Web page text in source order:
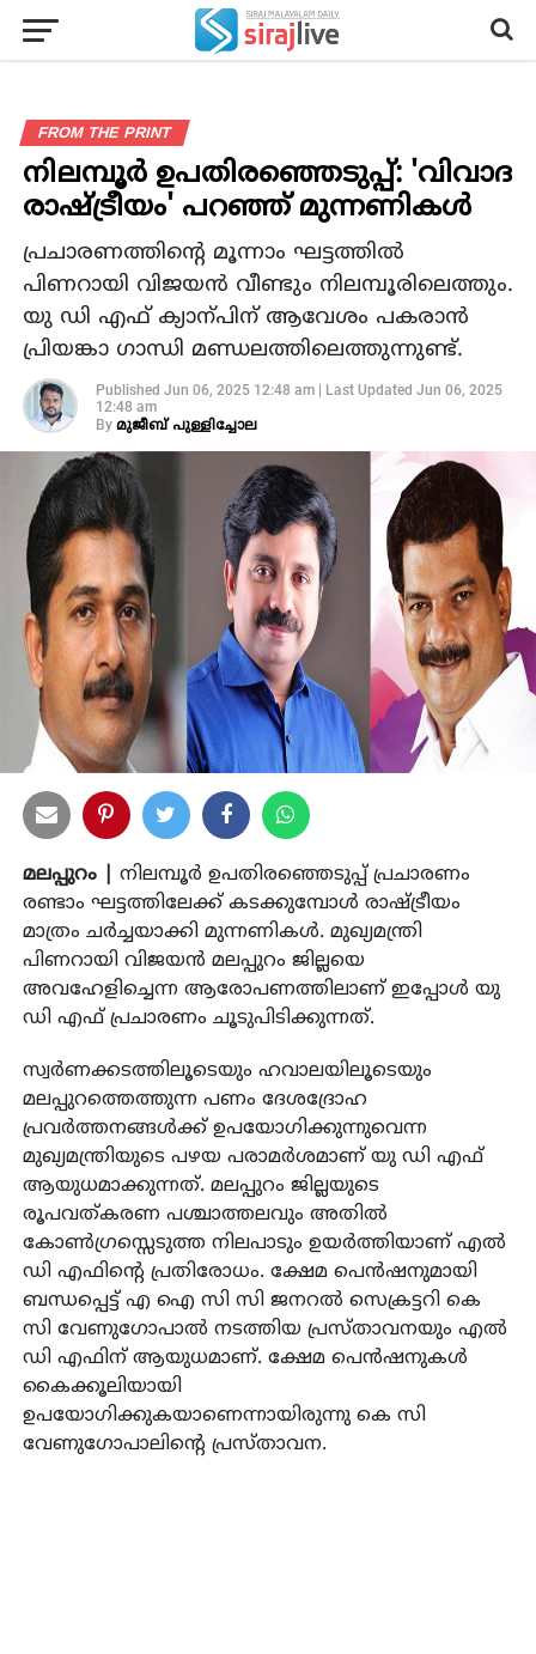
FROM THE PRINT
നിലമ്പൂര്‍ ഉപതിരഞ്ഞെടുപ്പ്: 'വിവാദ
രാഷ്ട്രീയം' പറഞ്ഞ് മുന്നണികള്‍
പ്രചാരണത്തിന്റെ മൂന്നാം ഘട്ടത്തില്‍
പിണറായി വിജയന്‍ വീണ്ടും നിലമ്പൂരിലെത്തും.
യു ഡി എഫ് ക്യാന്പിന് ആവേശം പകരാന്‍
പ്രിയങ്കാ ഗാന്ധി മണ്ഡലത്തിലെത്തുന്നുണ്ട്.
Published Jun 06, 2025 12:48 am| Last Updated Jun 06, 2025
12:48 am
By മുജീബ് പുള്ളിച്ചോല
മലപ്പുറം |
നിലമ്പൂര്‍ ഉപതിരഞ്ഞെടുപ്പ് പ്രചാരണം
രണ്ടാം ഘട്ടത്തിലേക്ക് കടക്കുമ്പോള്‍ രാഷ്ട്രീയം
മാത്രം ചര്‍ച്ചയാക്കി മുന്നണികള്‍. മുഖ്യമന്ത്രി
പിണറായി വിജയന്‍ മലപ്പുറം ജില്ലയെ
അവഹേളിച്ചെന്ന ആരോപണത്തിലാണ് ഇപ്പോള്‍ യു
ഡി എഫ് പ്രചാരണം ചൂടുപിടിക്കുന്നത്.
സ്വര്‍ണക്കടത്തിലൂടെയും ഹവാലയിലൂടെയും
മലപ്പുറത്തെത്തുന്ന പണം ദേശദ്രോഹ
പ്രവര്‍ത്തനങ്ങള്‍ക്ക് ഉപയോഗിക്കുന്നുവെന്ന
മുഖ്യമന്ത്രിയുടെ പഴയ പരാമര്‍ശമാണ് യു ഡി എഫ്
ആയുധമാക്കുന്നത്. മലപ്പുറം ജില്ലയുടെ
രൂപവത്കരണ പശ്ചാത്തലവും അതില്‍
കോണ്‍ഗ്രസ്സെടുത്ത നിലപാടും ഉയര്‍ത്തിയാണ് എല്‍
ഡി എഫിന്റെ പ്രതിരോധം. ക്ഷേമ പെന്‍ഷനുമായി
ബന്ധപ്പെട്ട് എ ഐ സി സി ജനറല്‍ സെക്രട്ടറി കെ
സി വേണുഗോപാല്‍ നടത്തിയ പ്രസ്താവനയും എല്‍
ഡി എഫിന് ആയുധമാണ്. ക്ഷേമ പെന്‍ഷനുകള്‍
കൈക്കൂലിയായി
ഉപയോഗിക്കുകയാണെന്നായിരുന്നു കെ സി
വേണുഗോപാലിന്റെ പ്രസ്താവന.